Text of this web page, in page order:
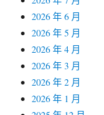
2026 年 6 月
2026 年 5 月
2026 年 4 月
2026 年 3 月
2026 年 2 月
2026 年 1 月